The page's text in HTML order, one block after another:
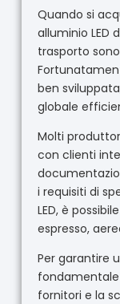
Quando si
alluminio LED
trasporto
ben
globale
Molti
con clienti
i requisiti di
LED, è
espresso,
Per garantire
fornitori e la